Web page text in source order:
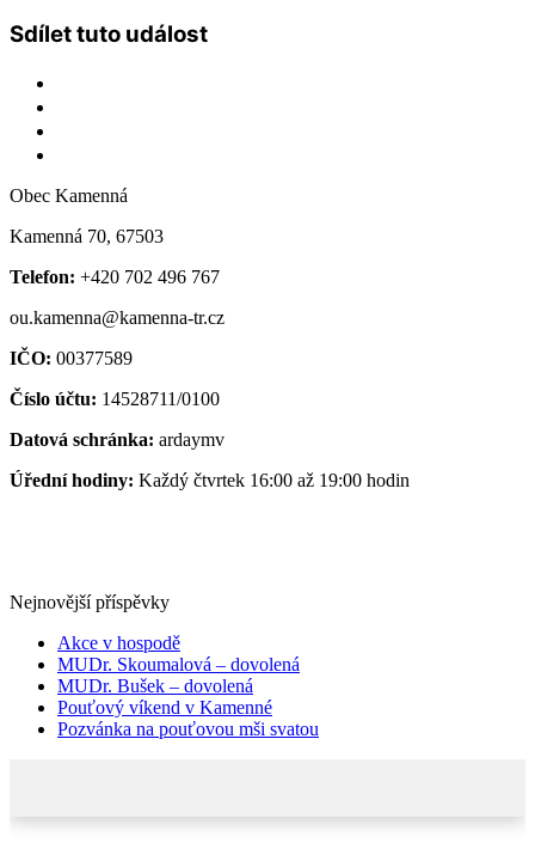
Sdílet tuto událost
Obec Kamenná
Kamenná 70, 67503
Telefon: +420 702 496 767
ou.kamenna@kamenna-tr.cz
IČO: 00377589
Číslo účtu: 14528711/0100
Datová schránka: ardaymv
Úřední hodiny: Každý čtvrtek 16:00 až 19:00 hodin
Nejnovější příspěvky
Akce v hospodě
MUDr. Skoumalová – dovolená
MUDr. Bušek – dovolená
Pouťový víkend v Kamenné
Pozvánka na pouťovou mši svatou